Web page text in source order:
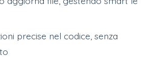
precise nel codice, senza